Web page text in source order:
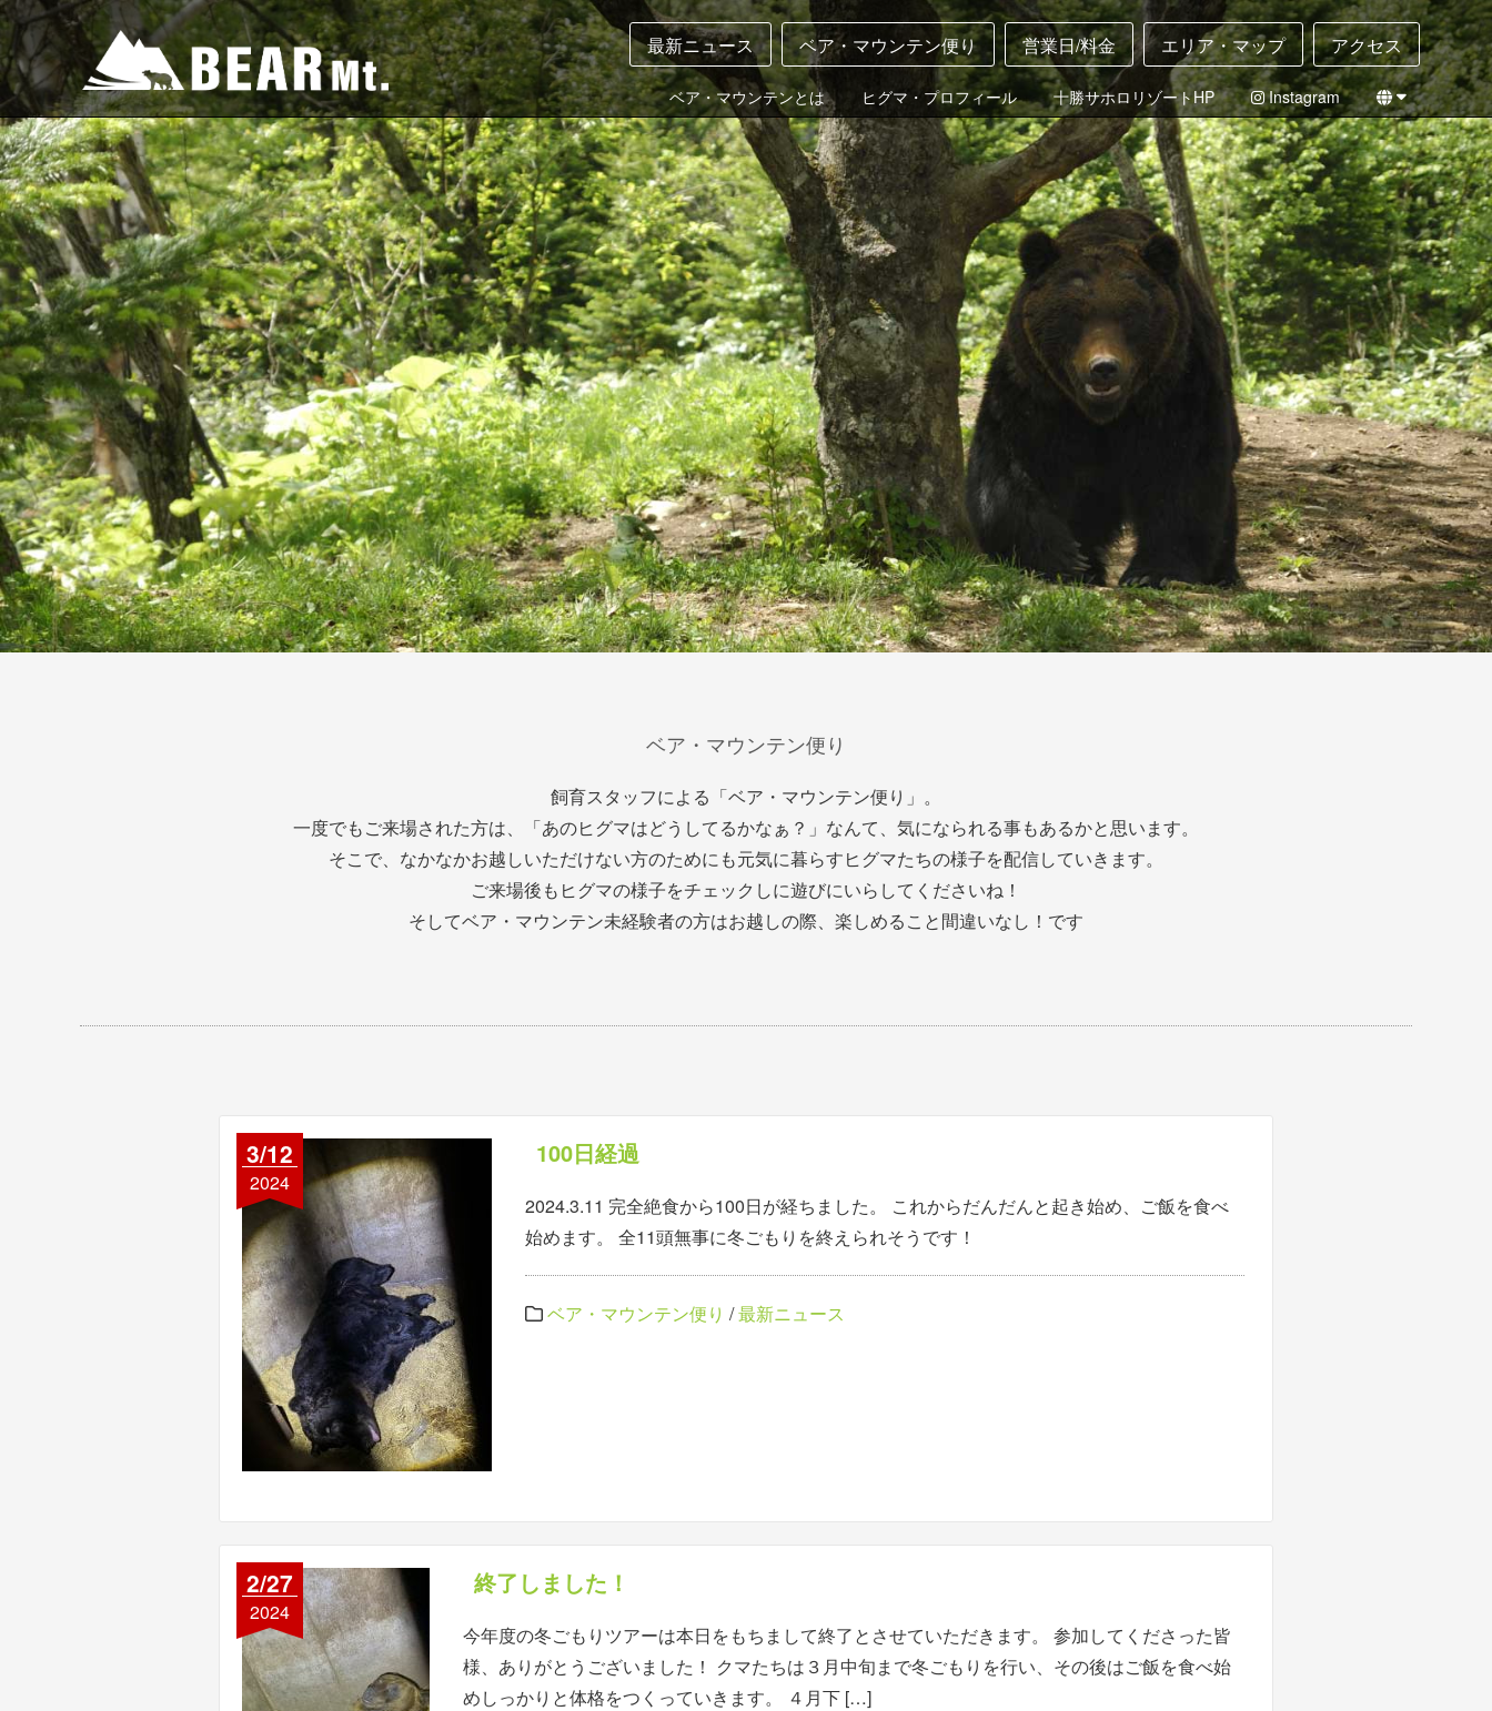
最新ニュース ベア・マウンテン便り 営業日/料金 エリア・マップ アクセス
ベア・マウンテンとは ヒグマ・プロフィール 十勝サホロリゾートHP
Instagram
日本語
English
ベア・マウンテン便り
飼育スタッフによる「ベア・マウンテン便り」。
一度でもご来場された方は、「あのヒグマはどうしてるかなぁ？」なんて、気になられる事もあるかと思います。
そこで、なかなかお越しいただけない方のためにも元気に暮らすヒグマたちの様子を配信していきます。
ご来場後もヒグマの様子をチェックしに遊びにいらしてくださいね！
そしてベア・マウンテン未経験者の方はお越しの際、楽しめること間違いなし！です
3/12
2024
100日経過
2024.3.11 完全絶食から100日が経ちました。 これからだんだんと起き始め、ご飯を食べ
始めます。 全11頭無事に冬ごもりを終えられそうです！
ベア・マウンテン便り /最新ニュース
2/27
2024
終了しました！
今年度の冬ごもりツアーは本日をもちまして終了とさせていただきます。 参加してくださった皆
様、ありがとうございました！ クマたちは３月中旬まで冬ごもりを行い、その後はご飯を食べ始
めしっかりと体格をつくっていきます。 ４月下 […]